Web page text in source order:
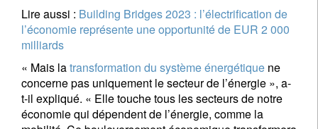
Lire aussi : Building Bridges 2023 : l’électrification de
l’économie représente une opportunité de EUR 2 000
milliards
« Mais latransformation du système énergétique ne
concerne pas uniquement le secteur de l’énergie », a-
t-il expliqué. « Elle touche tous les secteurs de notre
économie qui dépendent de l’énergie, comme la